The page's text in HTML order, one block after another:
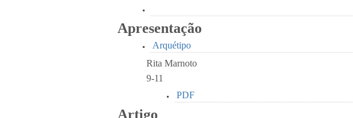
Apresentação
Arquétipo
Rita Marnoto
9-11
PDF
Artigo